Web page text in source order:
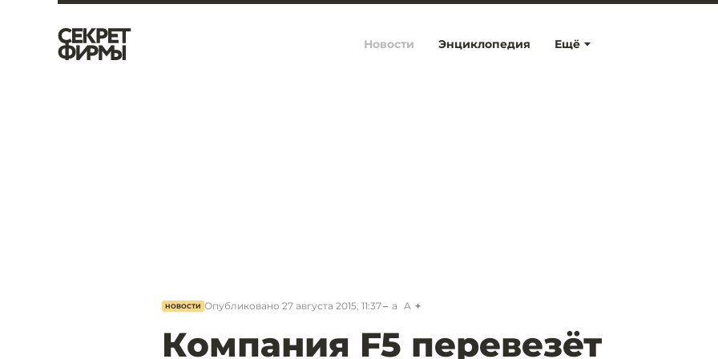
Ещё
Новости Энциклопедия
НОВОСТИ Опубликовано 27 августа 2015, 11:37 a A
Компания F5 перевезёт